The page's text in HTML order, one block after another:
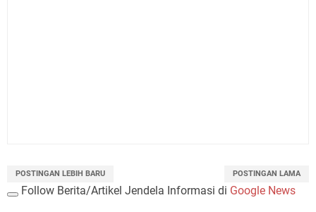
POSTINGAN LEBIH BARU POSTINGAN LAMA
Follow Berita/Artikel Jendela Informasi di Google News